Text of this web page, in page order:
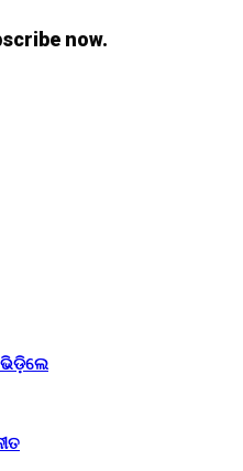
now.
ଭିଡ଼ିଲେ